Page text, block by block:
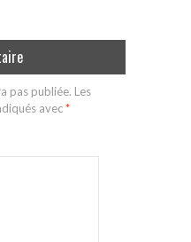
pas publiée. Les
avec*